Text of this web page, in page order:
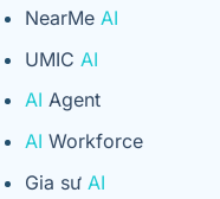
NearMe AI
UMIC AI
AI Agent
AI Workforce
Gia sư AI